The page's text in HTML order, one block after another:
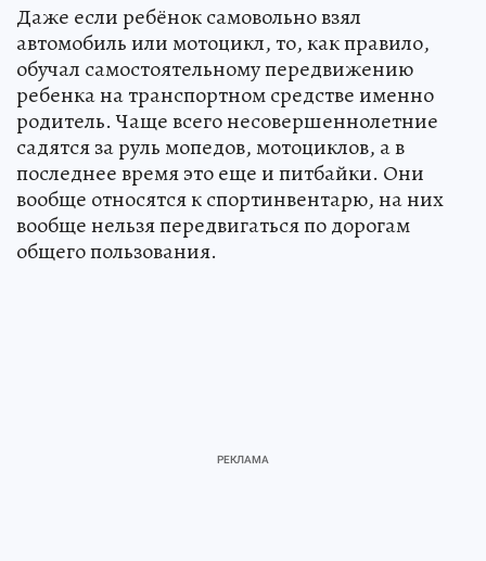
Даже если ребёнок самовольно взял
автомобиль или мотоцикл, то, как правило,
обучал самостоятельному передвижению
ребенка на транспортном средстве именно
родитель. Чаще всего несовершеннолетние
садятся за руль мопедов, мотоциклов, а в
последнее время это еще и питбайки. Они
вообще относятся к спортинвентарю, на них
вообще нельзя передвигаться по дорогам
общего пользования.